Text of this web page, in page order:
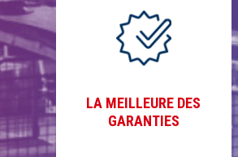
LA MEILLEURE DES
GARANTIES